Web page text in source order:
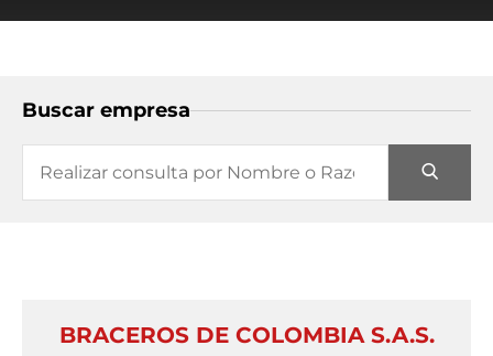
Buscar empresa
BRACEROS DE COLOMBIA S.A.S.